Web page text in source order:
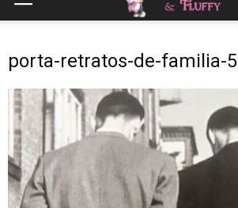
porta-retratos-de-familia-5